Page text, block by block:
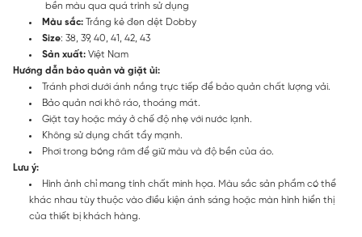
bền màu qua quá trình sử dụng
Màu sắc: Trắng kẻ đen dệt Dobby
Size: 38, 39, 40, 41, 42, 43
Sản xuất: Việt Nam
Hướng dẫn bảo quản và giặt ủi:
Tránh phơi dưới ánh nắng trực tiếp để bảo quản chất lượng vải.
Bảo quản nơi khô ráo, thoáng mát.
Giặt tay hoặc máy ở chế độ nhẹ với nước lạnh.
Không sử dụng chất tẩy mạnh.
Phơi trong bóng râm để giữ màu và độ bền của áo.
Lưu ý:
Hình ảnh chỉ mang tính chất minh họa. Màu sắc sản phẩm có thể
khác nhau tùy thuộc vào điều kiện ánh sáng hoặc màn hình hiển thị
của thiết bị khách hàng.